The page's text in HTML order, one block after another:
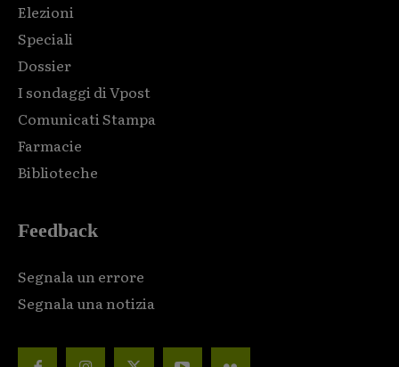
Elezioni
Speciali
Dossier
I sondaggi di Vpost
Comunicati Stampa
Farmacie
Biblioteche
Feedback
Segnala un errore
Segnala una notizia